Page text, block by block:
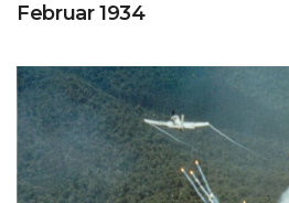
Februar 1934